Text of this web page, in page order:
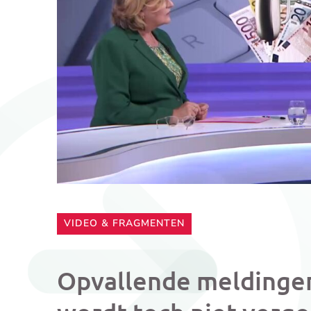
CATEGORIE:
VIDEO & FRAGMENTEN
Opvallende